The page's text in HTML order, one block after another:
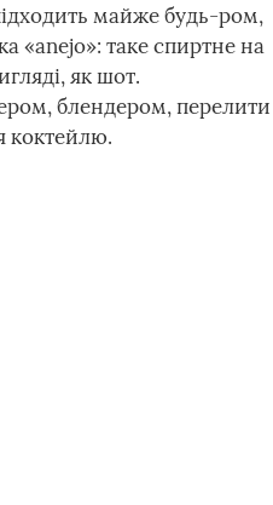
майже будь-ром,
«anejo»: таке спиртне на
як шот.
блендером, перелити
коктейлю.